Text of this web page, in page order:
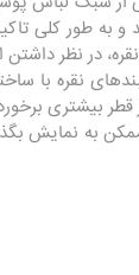
به طور کلی
در نظر
نقره با
ممکن به